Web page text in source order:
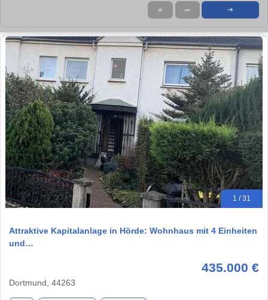
★ ➦ ➜
1 / 31
Attraktive Kapitalanlage in Hörde: Wohnhaus mit 4 Einheiten
und…
435.000 €
Dortmund, 44263